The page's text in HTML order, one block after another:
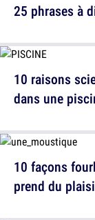
25 phrases à
10 façons
prend du
10 raisons
dans une